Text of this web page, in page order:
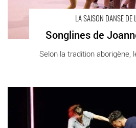
LA SAISON DANSE DE
Songlines de
Selon la tradition aborigène,
My petit pogo de Fabrice
Vélizy-Villacoublay L’Onde - Théâtre